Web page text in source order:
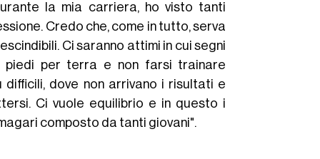
la mia carriera, ho visto tanti
Credo che, come in tutto, serva
Ci saranno attimi in cui segni
piedi per terra e non farsi trainare
difficili, dove non arrivano i risultati e
Ci vuole equilibrio e in questo i
composto da tanti giovani".